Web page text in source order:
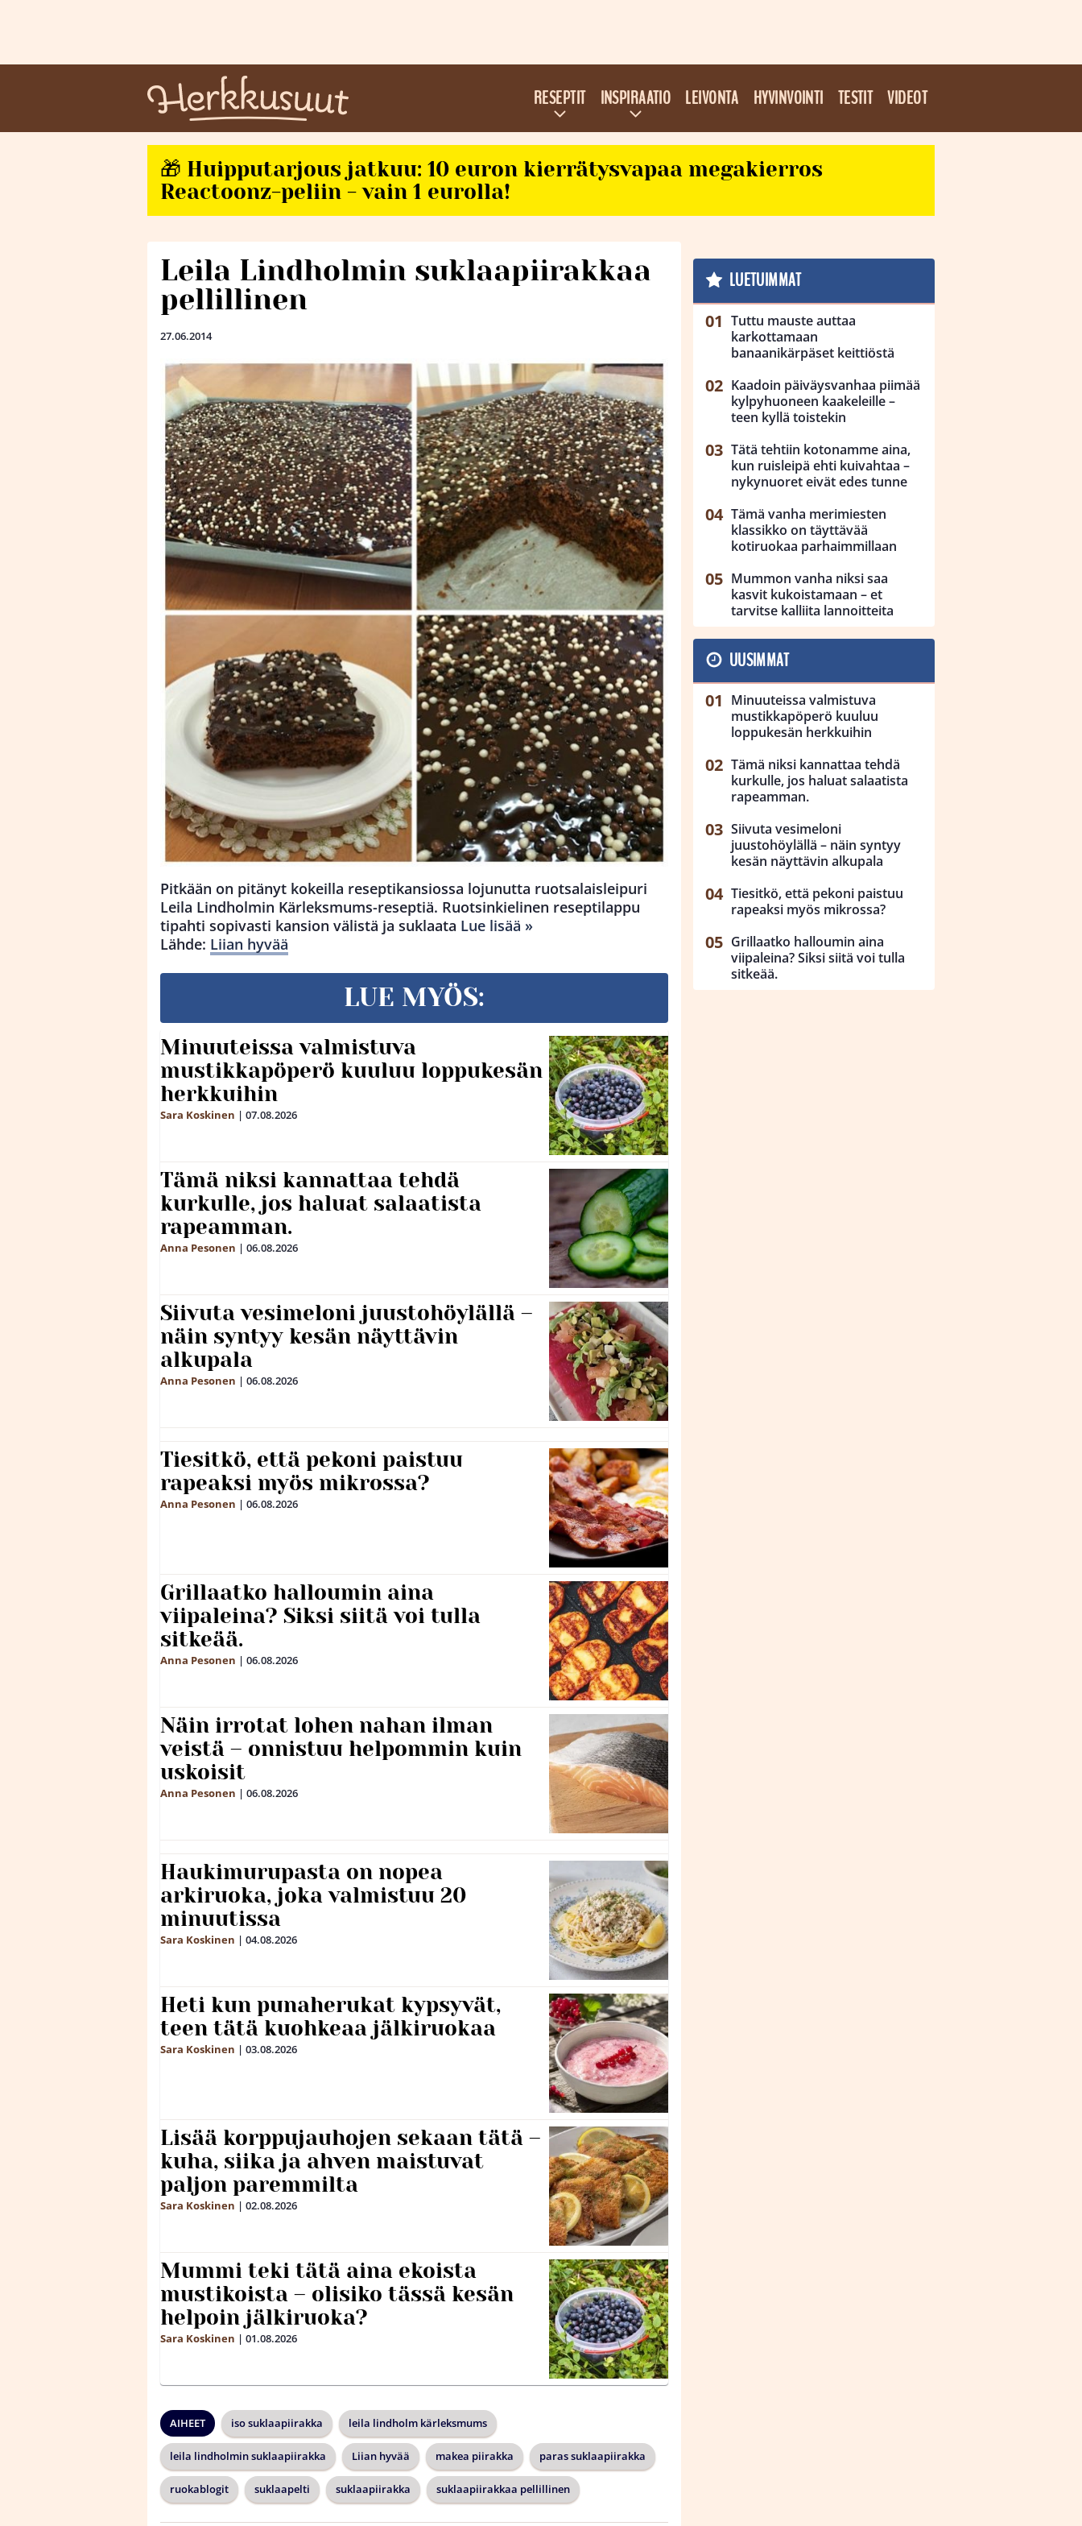
RESEPTIT INSPIRAATIO LEIVONTA HYVINVOINTI TESTIT VIDEOT
🎁 Huipputarjous jatkuu: 10 euron kierrätysvapaa megakierros
Reactoonz-peliin - vain 1 eurolla!
Leila Lindholmin suklaapiirakkaa
pellillinen
27.06.2014
Pitkään on pitänyt kokeilla reseptikansiossa lojunutta ruotsalaisleipuri
Leila Lindholmin Kärleksmums-reseptiä. Ruotsinkielinen reseptilappu
tipahti sopivasti kansion välistä ja suklaata Lue lisää »
Lähde: Liian hyvää
LUE MYÖS:
Minuuteissa valmistuva
mustikkapöperö kuuluu loppukesän
herkkuihin
Sara Koskinen | 07.08.2026
Tämä niksi kannattaa tehdä
kurkulle, jos haluat salaatista
rapeamman.
Anna Pesonen | 06.08.2026
Siivuta vesimeloni juustohöylällä –
näin syntyy kesän näyttävin
alkupala
Anna Pesonen | 06.08.2026
Tiesitkö, että pekoni paistuu
rapeaksi myös mikrossa?
Anna Pesonen | 06.08.2026
Grillaatko halloumin aina
viipaleina? Siksi siitä voi tulla
sitkeää.
Anna Pesonen | 06.08.2026
Näin irrotat lohen nahan ilman
veistä – onnistuu helpommin kuin
uskoisit
Anna Pesonen | 06.08.2026
Haukimurupasta on nopea
arkiruoka, joka valmistuu 20
minuutissa
Sara Koskinen | 04.08.2026
Heti kun punaherukat kypsyvät,
teen tätä kuohkeaa jälkiruokaa
Sara Koskinen | 03.08.2026
Lisää korppujauhojen sekaan tätä –
kuha, siika ja ahven maistuvat
paljon paremmilta
Sara Koskinen | 02.08.2026
Mummi teki tätä aina ekoista
mustikoista – olisiko tässä kesän
helpoin jälkiruoka?
Sara Koskinen | 01.08.2026
AIHEET iso suklaapiirakka leila lindholm kärleksmums
leila lindholmin suklaapiirakka Liian hyvää makea piirakka paras suklaapiirakka
ruokablogit suklaapelti suklaapiirakka suklaapiirakkaa pellillinen
LUETUIMMAT
Tuttu mauste auttaa
karkottamaan
banaanikärpäset keittiöstä
Kaadoin päiväysvanhaa piimää
kylpyhuoneen kaakeleille –
teen kyllä toistekin
Tätä tehtiin kotonamme aina,
kun ruisleipä ehti kuivahtaa –
nykynuoret eivät edes tunne
Tämä vanha merimiesten
klassikko on täyttävää
kotiruokaa parhaimmillaan
Mummon vanha niksi saa
kasvit kukoistamaan – et
tarvitse kalliita lannoitteita
UUSIMMAT
Minuuteissa valmistuva
mustikkapöperö kuuluu
loppukesän herkkuihin
Tämä niksi kannattaa tehdä
kurkulle, jos haluat salaatista
rapeamman.
Siivuta vesimeloni
juustohöylällä – näin syntyy
kesän näyttävin alkupala
Tiesitkö, että pekoni paistuu
rapeaksi myös mikrossa?
Grillaatko halloumin aina
viipaleina? Siksi siitä voi tulla
sitkeää.